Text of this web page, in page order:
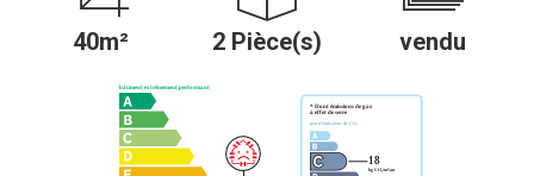
40m² 2 Pièce(s) vendu